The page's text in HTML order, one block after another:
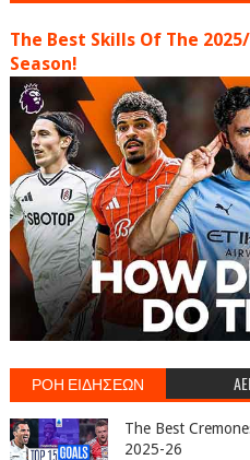
The Best Skills Of The
Season!
ΡΟΗ ΕΙΔΗΣΕΩΝ
The Best
2025-26